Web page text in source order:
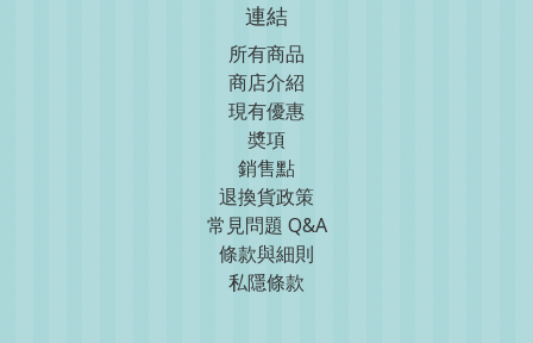
連結
所有商品
商店介紹
現有優惠
奬項
銷售點
退換貨政策
常見問題 Q&A
條款與細則
私隱條款